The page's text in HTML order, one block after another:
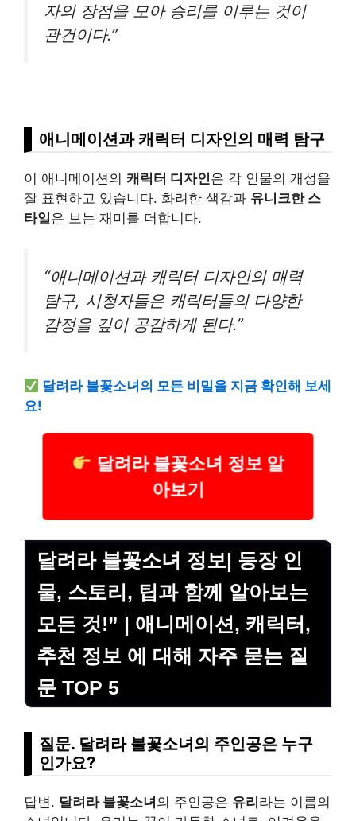
자의 장점을 모아 승리를 이루는 것이
관건이다.”
애니메이션과 캐릭터 디자인의 매력 탐구
이 애니메이션의 캐릭터 디자인은 각 인물의 개성을
잘 표현하고 있습니다. 화려한 색감과 유니크한 스
타일은 보는 재미를 더합니다.
“애니메이션과 캐릭터 디자인의 매력
탐구, 시청자들은 캐릭터들의 다양한
감정을 깊이 공감하게 된다.”
달려라 불꽃소녀의 모든 비밀을 지금 확인해 보세
요!
달려라 불꽃소녀 정보 알
아보기
달려라 불꽃소녀 정보| 등장 인
물, 스토리, 팁과 함께 알아보는
모든 것!” | 애니메이션, 캐릭터,
추천 정보 에 대해 자주 묻는 질
문 TOP 5
질문. 달려라 불꽃소녀의 주인공은 누구
인가요?
답변. 달려라 불꽃소녀의 주인공은 유리라는 이름의